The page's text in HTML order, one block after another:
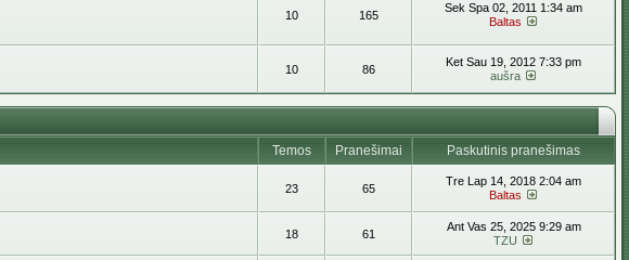
10 165
Sek Spa 02, 2011 1:34 am
Baltas
10 86
Ket Sau 19, 2012 7:33 pm
aušra
Temos Pranešimai
Paskutinis pranešimas
23 65
Tre Lap 14, 2018 2:04 am
Baltas
18 61
Ant Vas 25, 2025 9:29 am
TZU